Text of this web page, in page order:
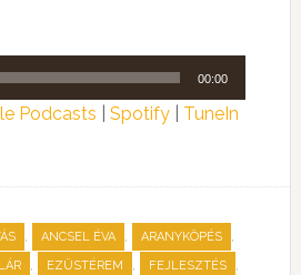
00:00
Podcasts Spotify| TuneIn
, ANCSEL ÉVA , ARANYKÖPÉS ,
, EZÜSTÉREM , FEJLESZTÉS ,